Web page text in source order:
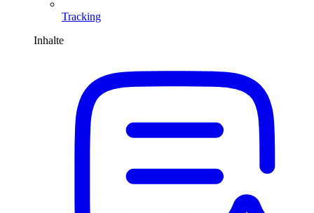
Tracking
Inhalte